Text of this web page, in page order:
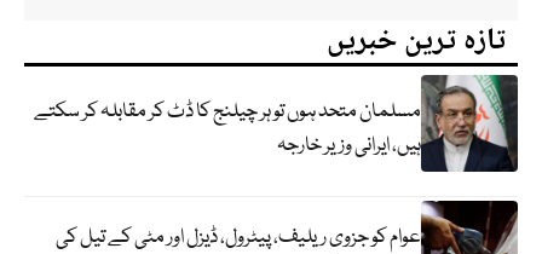
تازہ ترین خبریں
مسلمان متحد ہوں تو ہر چیلنج کا ڈٹ کر مقابلہ کر سکتے
ہیں، ایرانی وزیر خارجہ
عوام کو جزوی ریلیف، پیٹرول، ڈیزل اور مٹی کے تیل کی